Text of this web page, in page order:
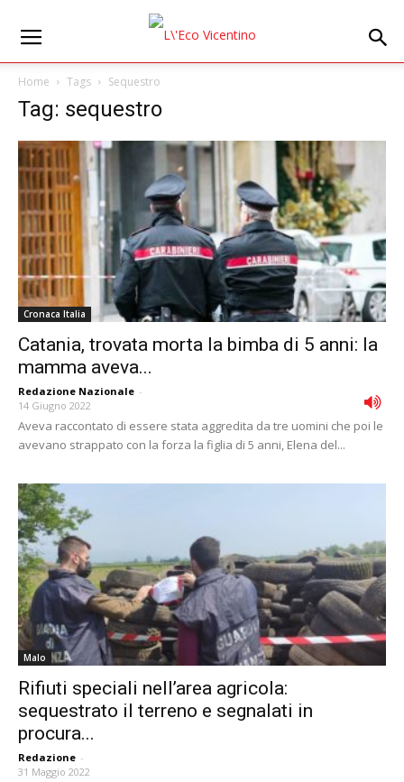
Home Tags Sequestro
Tag: sequestro
Cronaca Italia
Catania, trovata morta la bimba di 5 anni: la
mamma aveva...
Redazione Nazionale -
14 Giugno 2022
Aveva raccontato di essere stata aggredita da tre uomini che poi le
avevano strappato con la forza la figlia di 5 anni, Elena del...
Malo
Rifiuti speciali nell’area agricola:
sequestrato il terreno e segnalati in
procura...
Redazione -
31 Maggio 2022